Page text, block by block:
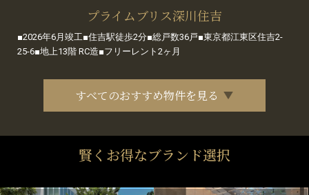
プライムブリス深川住吉
■2026年6月竣工■住吉駅徒歩2分■総戸数36戸■東京都江東区住吉2-
25-6■地上13階 RC造■フリーレント2ヶ月
すべてのおすすめ物件を見る
賢くお得なブランド選択